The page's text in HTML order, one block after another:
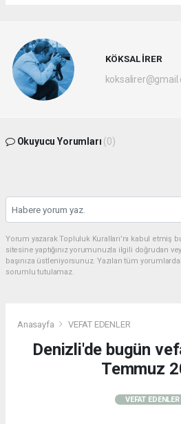
KÖKSAL İRER
Okuyucu Yorumları (0)
Yorum yazarak Topluluk Kuralları’nı kabul etmiş
sitesine yaptığınız yorumunuzla ilgili doğrudan
başınıza üstleniyorsunuz. Yazılan tüm
sorumlu tutulamaz.
Anasayfa VEFAT EDENLER
Denizli'de bugün
Temmuz
VEFAT EDENLER